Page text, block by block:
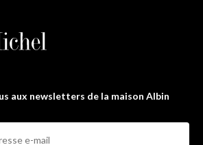
aux newsletters de la maison Albin